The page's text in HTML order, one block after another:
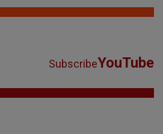
SubscribeYouTube